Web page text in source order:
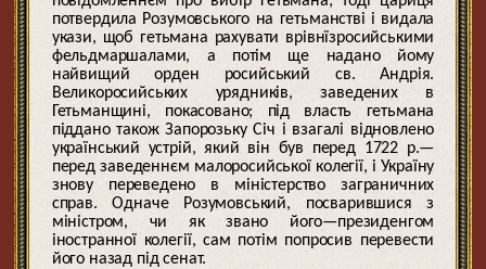
потвердила Розумовського на гетьманстві і видала
укази, щоб гетьмана рахувати врівнїзросийськими
фельдмаршалами, а потім ще надано йому
найвищий орден росийський св. Андрія.
Великоросийських урядників, заведених в
Гетьманщині, покасовано; під власть гетьмана
піддано також Запорозьку Січ і взагалі відновлено
український устрій, який він був перед 1722 р.—
перед заведеннєм малоросийської колегії, і Україну
знову переведено в міністерство заграничних
справ. Одначе Розумовський, посварившися з
міністром, чи як звано його—президенгом
іностранної колегії, сам потім попросив перевести
його назад під сенат.